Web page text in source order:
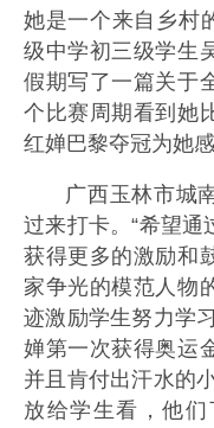
她是一个来自乡村
级中学初三级学生
假期写了一篇关于
个比赛周期看到她
红婵巴黎夺冠为她感
广西玉林市城
过来打卡。“希望
获得更多的激励和
家争光的模范人物
迹激励学生努力学
婵第一次获得奥运
并且肯付出汗水的
放给学生看，他